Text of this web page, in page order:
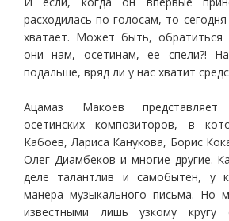
расходилась по голосам, то
хватает. Может быть, обратиться
они нам, осетинам, ее спели?!
подальше, вряд ли у нас хватит
Ацамаз Макоев представляет
осетинских композиторов, в
Кабоев, Лариса Канукова, Борис
Олег Диамбеков и многие другие.
деле талантлив и самобытен, у
манера музыкального письма. Но
известными лишь узкому кругу